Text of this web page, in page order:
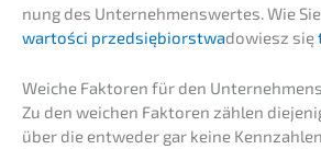
nung des Unter­neh­mens­wer­tes. Wie
wartości przedsię­bi­orst­wadowiesz się
Weiche Fakto­ren für den
Zu den weichen Fakto­ren zählen
über die entwe­der gar keine